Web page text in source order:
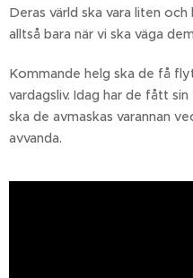
Deras värld ska vara liten
alltså bara när vi ska väga
Kommande helg ska de få
vardagsliv. Idag har de fått
ska de avmaskas varannan
avvanda.